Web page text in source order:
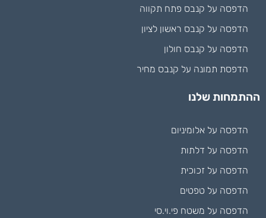
הדפסה על קנבס פתח תקווה
הדפסה על קנבס ראשון לציון
הדפסה על קנבס חולון
הדפסת תמונה על קנבס מחיר
ההתמחות שלנו
הדפסה על אלומיניום
הדפסה על דלתות
הדפסה על זכוכית
הדפסה על טפטים
הדפסה על משטח פי.וי.סי